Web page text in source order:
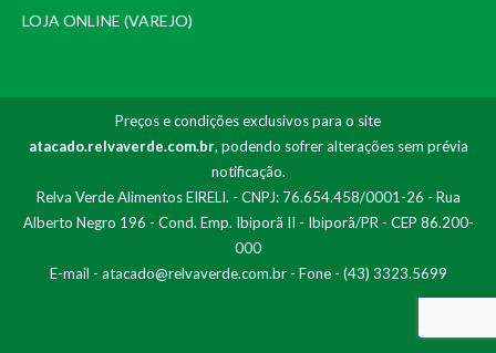
LOJA ONLINE (VAREJO)
Preços e condições exclusivos para o site
atacado.relvaverde.com.br, podendo sofrer alterações sem prévia
notificação.
Relva Verde Alimentos EIRELI. - CNPJ: 76.654.458/0001-26 - Rua
Alberto Negro 196 - Cond. Emp. Ibiporã II - Ibiporã/PR - CEP 86.200-
000
E-mail - atacado@relvaverde.com.br- Fone - (43) 3323.5699